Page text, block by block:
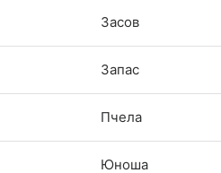
Засов
Запас
Пчела
Юноша